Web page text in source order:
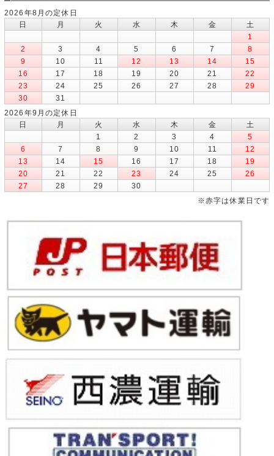
2026年8月の定休日
日
月 火 水 木 金
土
1
2
3 4 5 6 7
8
9
10 11 12 13 14
15
16
17 18 19 20 21
22
23
24 25 26 27 28
29
30
31
2026年9月の定休日
日
月 火 水 木 金
土
1
2 3 4
5
6
7 8 9 10 11
12
13
14 15 16 17 18
19
20
21 22 23 24 25
26
27
28 29
30
※赤字は休業日です